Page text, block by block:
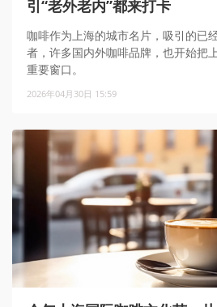
引“老外老内”都来打卡
咖啡作为上海的城市名片，吸引的已
者，许多国内外咖啡品牌，也开始把
重要窗口。
2026年04月30日 15:59